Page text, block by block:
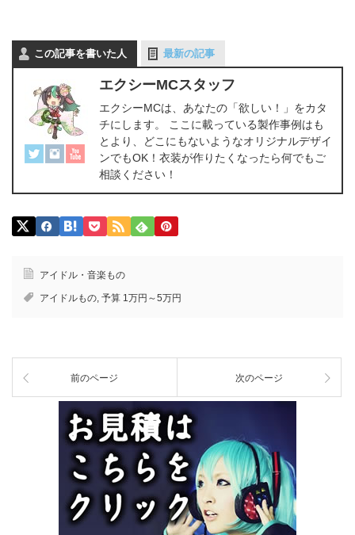
この記事を書いた人 最新の記事
エクシーMCスタッフ
エクシーMCは、あなたの「欲しい！」をカタ
チにします。 ここに載っている製作事例はも
とより、どこにもないようなオリジナルデザイ
ンでもOK！衣装が作りたくなったら何でもご
相談ください！
アイドル・音楽もの
アイドルもの, 予算 1万円～5万円
前のページ 次のページ